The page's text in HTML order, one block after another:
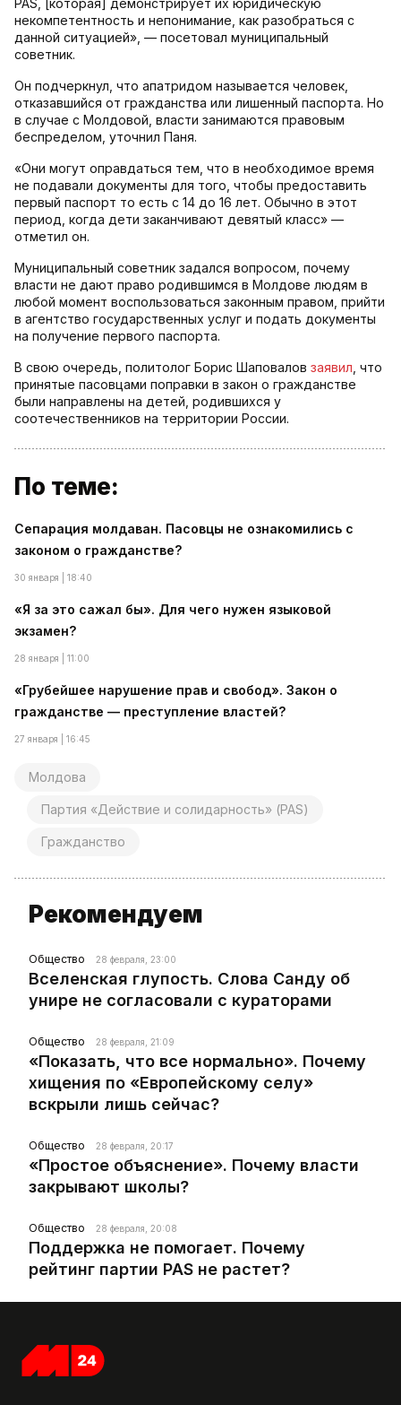
PAS, [которая] демонстрирует их юридическую
некомпетентность и непонимание, как разобраться с
данной ситуацией», — посетовал муниципальный
советник.
Он подчеркнул, что апатридом называется человек,
отказавшийся от гражданства или лишенный паспорта. Но
в случае с Молдовой, власти занимаются правовым
беспределом, уточнил Паня.
«Они могут оправдаться тем, что в необходимое время
не подавали документы для того, чтобы предоставить
первый паспорт то есть с 14 до 16 лет. Обычно в этот
период, когда дети заканчивают девятый класс» —
отметил он.
Муниципальный советник задался вопросом, почему
власти не дают право родившимся в Молдове людям в
любой момент воспользоваться законным правом, прийти
в агентство государственных услуг и подать документы
на получение первого паспорта.
В свою очередь, политолог Борис Шаповалов заявил , что
принятые пасовцами поправки в закон о гражданстве
были направлены на детей, родившихся у
соотечественников на территории России.
По теме:
Сепарация молдаван. Пасовцы не ознакомились с
законом о гражданстве?
30 января | 18:40
«Я за это сажал бы». Для чего нужен языковой
экзамен?
28 января | 11:00
«Грубейшее нарушение прав и свобод». Закон о
гражданстве — преступление властей?
27 января | 16:45
Молдова
Партия «Действие и солидарность» (PAS)
Гражданство
Рекомендуем
Общество 28 февраля, 23:00
Вселенская глупость. Слова Санду об
унире не согласовали с кураторами
Общество 28 февраля, 21:09
«Показать, что все нормально». Почему
хищения по «Европейскому селу»
вскрыли лишь сейчас?
Общество 28 февраля, 20:17
«Простое объяснение». Почему власти
закрывают школы?
Общество 28 февраля, 20:08
Поддержка не помогает. Почему
рейтинг партии PAS не растет?